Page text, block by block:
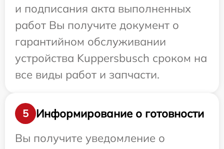
и подписания акта выполненных
работ Вы получите документ о
гарантийном обслуживании
устройства Kuppersbusch сроком на
все виды работ и запчасти.
5
Информирование о готовности
Вы получите уведомление о